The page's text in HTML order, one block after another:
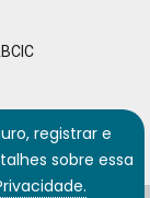
registrar e
sobre essa